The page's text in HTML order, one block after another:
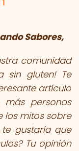
Sabores,
comunidad
sin gluten! Te
artículo
personas
los mitos sobre
gustaría que
Tu opinión